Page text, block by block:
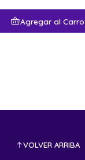
Agregar al Carro
VOLVER ARRIBA